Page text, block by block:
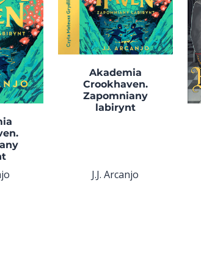
Akademia
Crookhaven.
Zapomniany
labirynt
J.J. Arcanjo